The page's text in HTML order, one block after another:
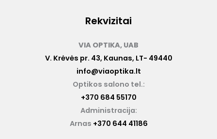
Rekvizitai
VIA OPTIKA, UAB
V. Krėvės pr. 43, Kaunas, LT- 49440
info@viaoptika.lt
Optikos salono tel.:
+370 684 55170
Administracija:
Arnas +370 644 41186